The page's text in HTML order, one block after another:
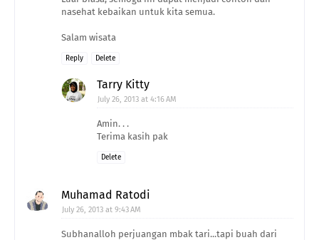
nasehat kebaikan untuk kita semua.
Salam wisata
Reply Delete
Tarry Kitty
July 26, 2013 at 4:16 AM
Amin. . .
Terima kasih pak
Delete
Muhamad Ratodi
July 26, 2013 at 9:43 AM
Subhanalloh perjuangan mbak tari...tapi buah dari